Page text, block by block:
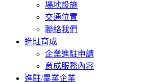
場地設施
交通位置
聯絡我們
進駐育成
企業進駐申請
育成服務內容
進駐/畢業企業